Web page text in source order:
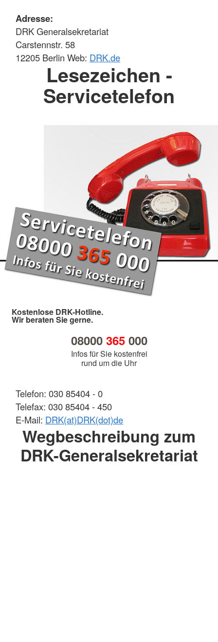
Adresse:
DRK Generalsekretariat
Carstennstr. 58
12205 Berlin Web: DRK.de
Lesezeichen -
Servicetelefon
Kostenlose DRK-Hotline.
Wir beraten Sie gerne.
08000 365000
Infos für Sie kostenfrei
rund um die Uhr
Telefon: 030 85404 - 0
Telefax: 030 85404 - 450
E-Mail: DRK(at)DRK(dot)de
Wegbeschreibung zum
DRK-Generalsekretariat